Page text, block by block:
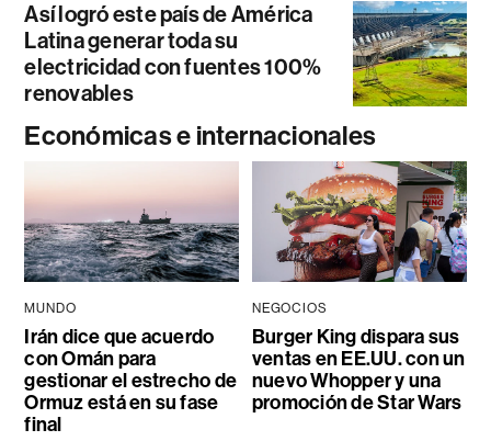
Así logró este país de América
Latina generar toda su
electricidad con fuentes 100%
renovables
Económicas e internacionales
MUNDO
Irán dice que acuerdo
con Omán para
gestionar el estrecho de
Ormuz está en su fase
final
NEGOCIOS
Burger King dispara sus
ventas en EE.UU. con un
nuevo Whopper y una
promoción de Star Wars